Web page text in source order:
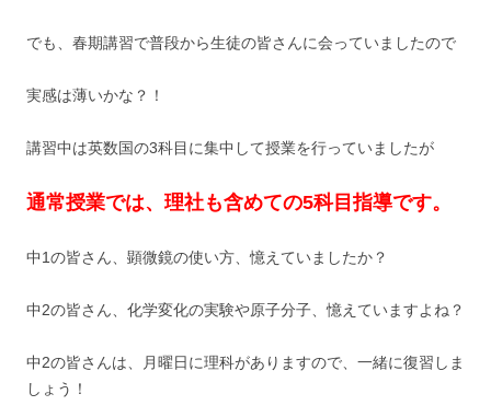
でも、春期講習で普段から生徒の皆さんに会っていましたので
実感は薄いかな？！
講習中は英数国の3科目に集中して授業を行っていましたが
通常授業では、理社も含めての5科目指導です。
中1の皆さん、顕微鏡の使い方、憶えていましたか？
中2の皆さん、化学変化の実験や原子分子、憶えていますよね？
中2の皆さんは、月曜日に理科がありますので、一緒に復習しま
しょう！